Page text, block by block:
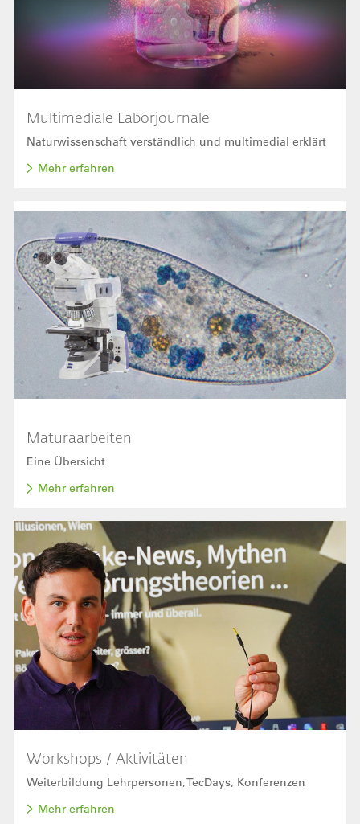
Multimediale Laborjournale
Naturwissenschaft verständlich und multimedial erklärt
Mehr erfahren
Maturaarbeiten
Eine Übersicht
Mehr erfahren
Bild
Workshops / Aktivitäten
Weiterbildung Lehrpersonen, TecDays, Konferenzen
Mehr erfahren